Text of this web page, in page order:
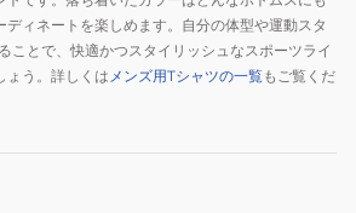
ィネートを楽しめます。自分の体型や運動スタ
ことで、快適かつスタイリッシュなスポーツライ
ょう。詳しくは メンズ用Tシャツの一覧もご覧くだ